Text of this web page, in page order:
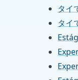
タイ
タイ